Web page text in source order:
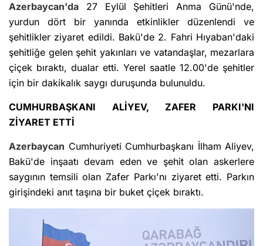
Azerbaycan'da 27 Eylül Şehitleri Anma Günü'nde,
yurdun dört bir yanında etkinlikler düzenlendi ve
şehitlikler ziyaret edildi. Bakü'de 2. Fahri Hıyaban'daki
şehitliğe gelen şehit yakınları ve vatandaşlar, mezarlara
çiçek bıraktı, dualar etti. Yerel saatle 12.00'de şehitler
için bir dakikalık saygı duruşunda bulunuldu.
CUMHURBAŞKANI ALİYEV, ZAFER PARKI'NI
ZİYARET ETTİ
Azerbaycan Cumhuriyeti Cumhurbaşkanı İlham Aliyev,
Bakü'de inşaatı devam eden ve şehit olan askerlere
saygının temsili olan Zafer Parkı'nı ziyaret etti. Parkın
girişindeki anıt taşına bir buket çiçek bıraktı.